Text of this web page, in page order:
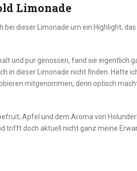
Limonade
bei dieser Limonade um ein Highlight,
und pur genossen, fand sie eigentlich
in dieser Limonade nicht finden. Hätte
mitgenommen, denn optisch
Apfel und dem Aroma von
trifft doch aktuell nicht ganz meine